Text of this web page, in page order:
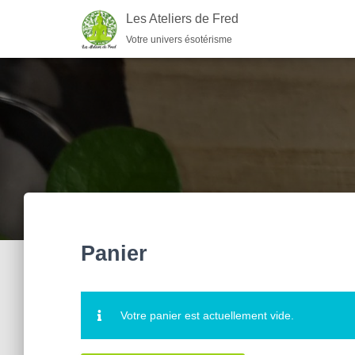
Les Ateliers de Fred
Votre univers ésotérisme
Panier
Votre panier est actuellement vide.